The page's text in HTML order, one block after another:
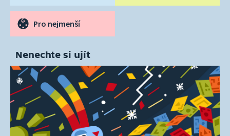
Pro nejmenší
Nenechte si ujít